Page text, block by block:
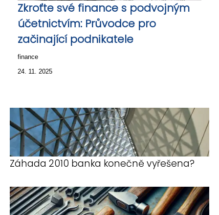
Zkroťte své finance s podvojným
účetnictvím: Průvodce pro
začinající podnikatele
finance
24. 11. 2025
Záhada 2010 banka konečně vyřešena?